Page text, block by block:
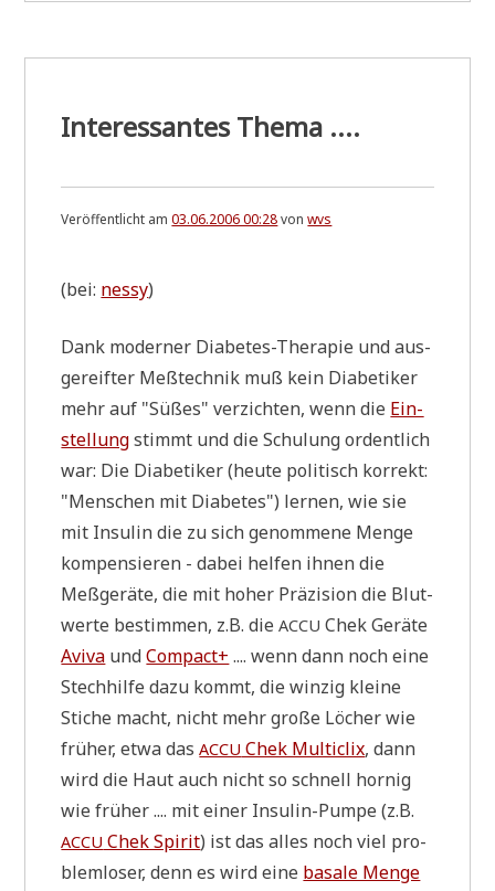
nie
selten
Interessantes Thema ....
Veröffentlicht am03.06.2006 00:28vonwvs
(bei: nes­sy)
Dank moder­ner Dia­be­tes-The­ra­pie und aus­
ge­reif­ter Meß­tech­nik muß kein Dia­be­ti­ker
mehr auf "Süßes" ver­zich­ten, wenn die Ein­
stel­lungstimmt und die Schu­lung ordent­lich
war: Die Dia­be­ti­ker (heu­te poli­tisch kor­rekt:
"Men­schen mit Dia­be­tes") ler­nen, wie sie
mit Insu­lin die zu sich genom­me­ne Men­ge
kom­pen­sie­ren - dabei hel­fen ihnen die
Meß­ge­rä­te, die mit hoher Prä­zi­si­on die Blut­
wer­te bestim­men, z.B. dieACCU Chek Gerä­te
Avi­va undCom­pact+ .... wenn dann noch eine
Stech­hil­fe dazu kommt, die win­zig klei­ne
Sti­che macht, nicht mehr gro­ße Löcher wie
frü­her, etwa dasACCU Chek Mul­ti­clix, dann
wird die Haut auch nicht so schnell hor­nig
wie frü­her .... mit einer Insu­lin-Pum­pe (z.B.
ACCU Chek Spi­rit) ist das alles noch viel pro­
blem­lo­ser, denn es wird eine basa­le Men­ge